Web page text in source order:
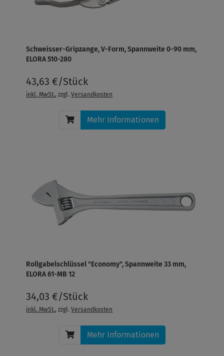
Schweisser-Gripzange, V-Form, Spannweite 0-90 mm,
ELORA 510-280
43,63 €/Stück
inkl. MwSt., zzgl.Versandkosten
Mehr Informationen
Rollgabelschlüssel "Economy", Spannweite 33 mm,
ELORA 61-MB 12
34,03 €/Stück
inkl. MwSt., zzgl.Versandkosten
Mehr Informationen